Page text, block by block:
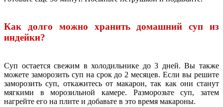
Как долго можно хранить домашний суп из
индейки?
Суп остается свежим в холодильнике до 3 дней. Вы также
можете заморозить суп на срок до 2 месяцев. Если вы решите
заморозить суп, откажитесь от макарон, так как они станут
мягкими в морозильной камере. Разморозьте суп, затем
нагрейте его на плите и добавьте в это время макароны.